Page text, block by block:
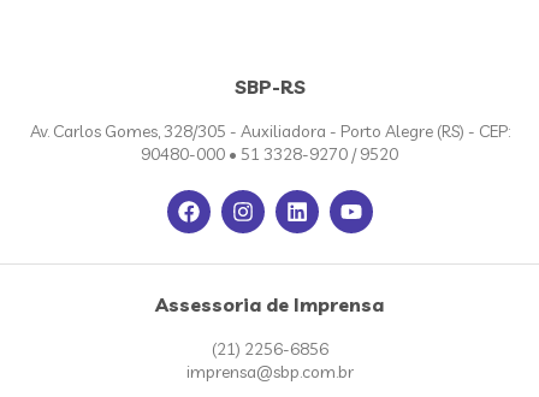
SBP-RS
Av. Carlos Gomes, 328/305 - Auxiliadora - Porto Alegre (RS) - CEP:
90480-000 • 51 3328-9270 / 9520
Assessoria de Imprensa
(21) 2256-6856
imprensa@sbp.com.br